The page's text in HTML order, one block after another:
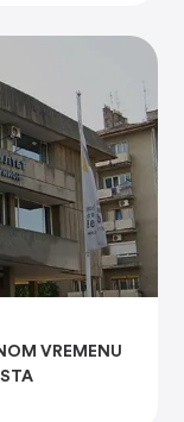
VREMENU